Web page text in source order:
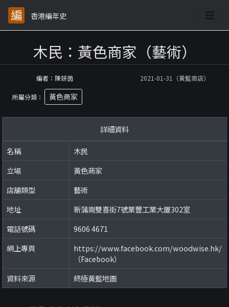
香港編年史
木民：黃色商家（藝術）
編者：陳妍茵 2021-01-31（黃藍商店）
所屬分類： 黃色商家
詳細資料
名稱
木民
立場
黃色商家
店舖類型
藝術
地址
新蒲崗雙喜街7號業豐工業大厦302室
電話號碼
9606 4671
網上專頁
https://www.facebook.com/woodwise.hk/
（Facebook）
資料來源
終極黃藍地圖